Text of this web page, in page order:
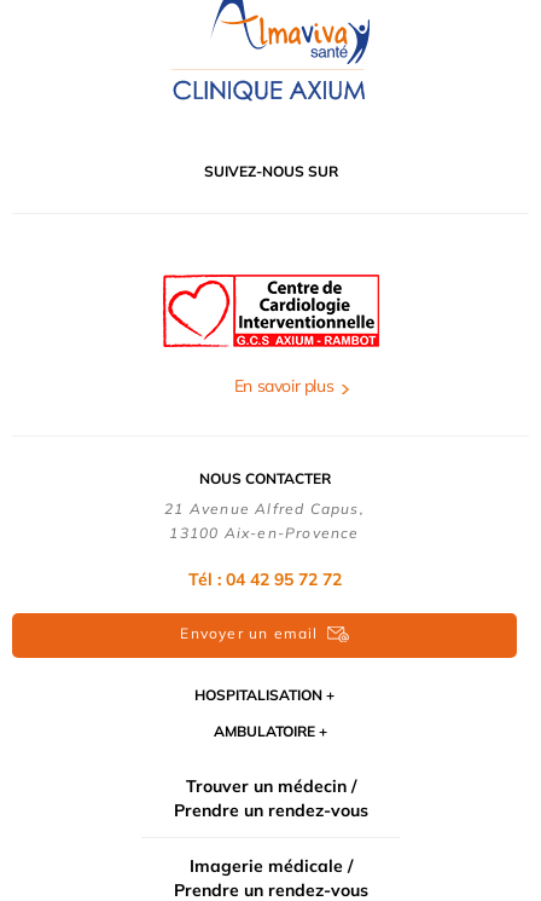
SUIVEZ-NOUS SUR
En savoir plus
NOUS CONTACTER
21 Avenue Alfred Capus,
13100 Aix-en-Provence
Tél : 04 42 95 72 72
Envoyer un email
HOSPITALISATION
AMBULATOIRE
Trouver un médecin /
Prendre un rendez-vous
Imagerie médicale /
Prendre un rendez-vous